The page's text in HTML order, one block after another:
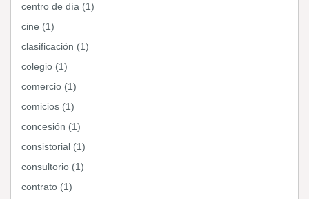
centro de día (1)
cine (1)
clasificación (1)
colegio (1)
comercio (1)
comicios (1)
concesión (1)
consistorial (1)
consultorio (1)
contrato (1)